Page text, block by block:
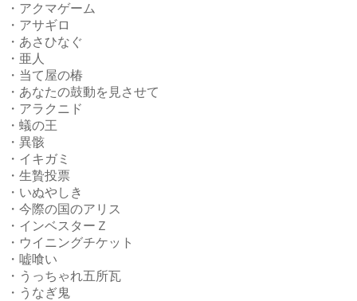
・アクマゲーム
・アサギロ
・あさひなぐ
・亜人
・当て屋の椿
・あなたの鼓動を見させて
・アラクニド
・蟻の王
・異骸
・イキガミ
・生贄投票
・いぬやしき
・今際の国のアリス
・インベスターＺ
・ウイニングチケット
・嘘喰い
・うっちゃれ五所瓦
・うなぎ鬼